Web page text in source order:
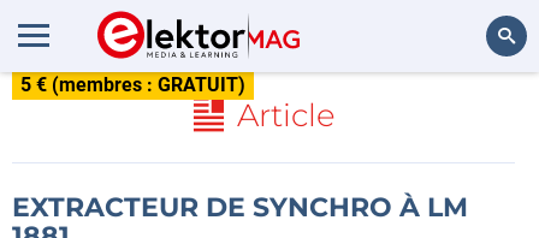
5 € (membres : GRATUIT)
Article
EXTRACTEUR DE SYNCHRO À LM